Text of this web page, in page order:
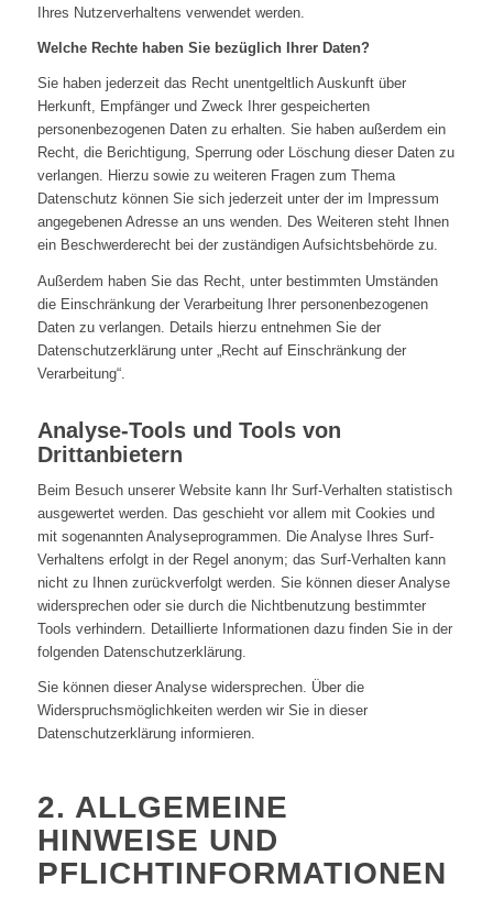
Ihres Nutzerverhaltens verwendet werden.
Welche Rechte haben Sie bezüglich Ihrer Daten?
Sie haben jederzeit das Recht unentgeltlich Auskunft über
Herkunft, Empfänger und Zweck Ihrer gespeicherten
personenbezogenen Daten zu erhalten. Sie haben außerdem ein
Recht, die Berichtigung, Sperrung oder Löschung dieser Daten zu
verlangen. Hierzu sowie zu weiteren Fragen zum Thema
Datenschutz können Sie sich jederzeit unter der im Impressum
angegebenen Adresse an uns wenden. Des Weiteren steht Ihnen
ein Beschwerderecht bei der zuständigen Aufsichtsbehörde zu.
Außerdem haben Sie das Recht, unter bestimmten Umständen
die Einschränkung der Verarbeitung Ihrer personenbezogenen
Daten zu verlangen. Details hierzu entnehmen Sie der
Datenschutzerklärung unter „Recht auf Einschränkung der
Verarbeitung“.
Analyse-Tools und Tools von
Drittanbietern
Beim Besuch unserer Website kann Ihr Surf-Verhalten statistisch
ausgewertet werden. Das geschieht vor allem mit Cookies und
mit sogenannten Analyseprogrammen. Die Analyse Ihres Surf-
Verhaltens erfolgt in der Regel anonym; das Surf-Verhalten kann
nicht zu Ihnen zurückverfolgt werden. Sie können dieser Analyse
widersprechen oder sie durch die Nichtbenutzung bestimmter
Tools verhindern. Detaillierte Informationen dazu finden Sie in der
folgenden Datenschutzerklärung.
Sie können dieser Analyse widersprechen. Über die
Widerspruchsmöglichkeiten werden wir Sie in dieser
Datenschutzerklärung informieren.
2. ALLGEMEINE
HINWEISE UND
PFLICHTINFORMATIONEN